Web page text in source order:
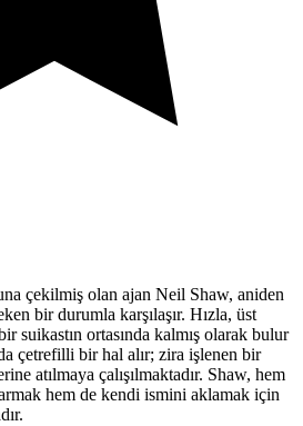
çekilmiş olan ajan Neil Shaw, aniden
bir durumla karşılaşır. Hızla, üst
suikastın ortasında kalmış olarak bulur
çetrefilli bir hal alır; zira işlenen bir
atılmaya çalışılmaktadır. Shaw, hem
hem de kendi ismini aklamak için